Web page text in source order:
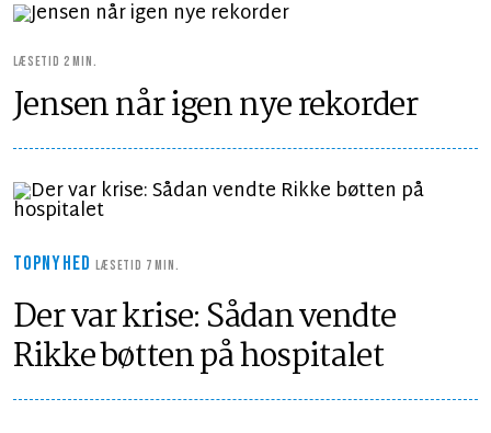
LÆSETID 2 MIN.
Jensen når igen nye rekorder
TOPNYHEDLÆSETID 7 MIN.
Der var krise: Sådan vendte
Rikke bøtten på hospitalet